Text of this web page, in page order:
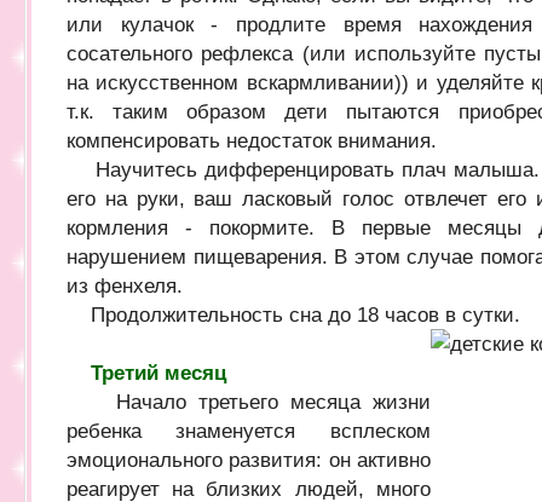
или кулачок - продлите время
сосательного рефлекса (или используйте
на искусственном вскармливании)) и
т.к. таким образом дети пытаются
компенсировать недостаток внимания.
Научитесь дифференцировать плач
его на руки, ваш ласковый голос отвлечет
кормления - покормите. В первые месяцы
нарушением пищеварения. В этом случае
из фенхеля.
Продолжительность сна до 18 часов в сутки.
Третий месяц
Начало третьего месяца жизни
ребенка знаменуется всплеском
эмоционального развития: он активно
реагирует на близких людей, много